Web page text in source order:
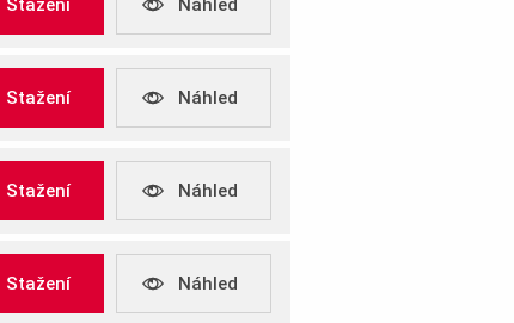
Stažení Náhled
Stažení Náhled
Stažení Náhled